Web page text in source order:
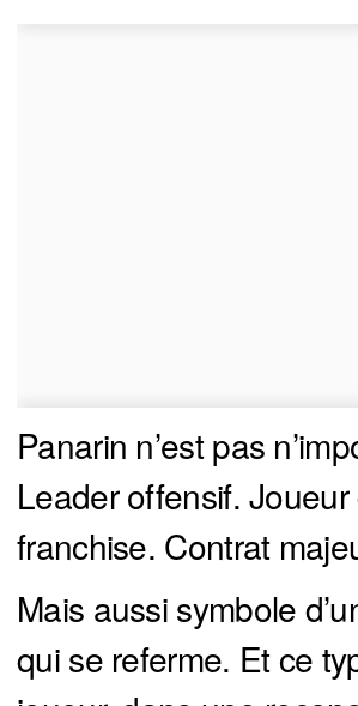
Panarin n’est pas
Leader offensif.
franchise. Contrat
Mais aussi symbole
qui se referme. Et ce